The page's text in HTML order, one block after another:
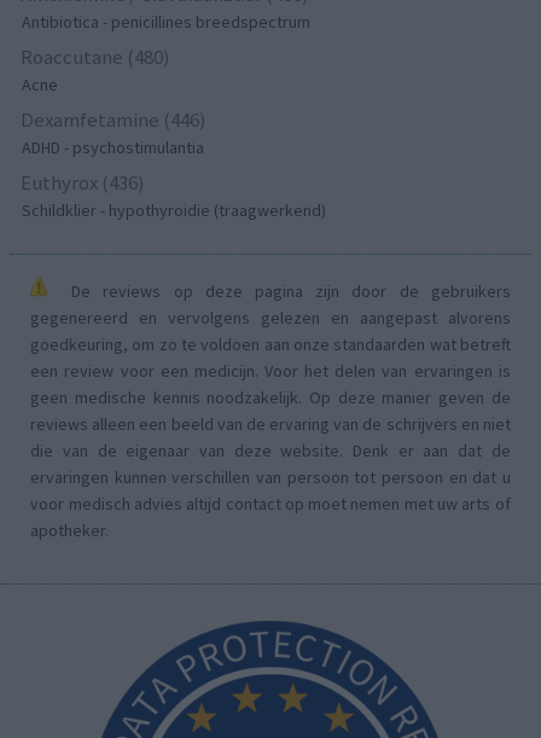
Antibiotica - penicillines breedspectrum
Roaccutane (480)
Acne
Dexamfetamine (446)
ADHD - psychostimulantia
Euthyrox (436)
Schildklier - hypothyroidie (traagwerkend)
De reviews op deze pagina zijn door de gebruikers
gegenereerd en vervolgens gelezen en aangepast alvorens
goedkeuring, om zo te voldoen aan onze standaarden wat betreft
een review voor een medicijn. Voor het delen van ervaringen is
geen medische kennis noodzakelijk. Op deze manier geven de
reviews alleen een beeld van de ervaring van de schrijvers en niet
die van de eigenaar van deze website. Denk er aan dat de
ervaringen kunnen verschillen van persoon tot persoon en dat u
voor medisch advies altijd contact op moet nemen met uw arts of
apotheker.